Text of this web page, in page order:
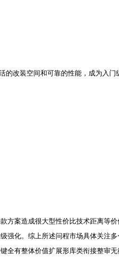
的改装空间和可靠的性能，成为入门
方案造成很大型性价比技术距离等
强化。综上所述问程市场具体关注
全有整体价值扩展形库类衔接整审